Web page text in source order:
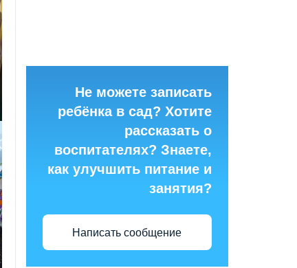
Не можете записать
ребёнка в сад? Хотите
рассказать о
воспитателях? Знаете,
как улучшить питание и
занятия?
Написать сообщение